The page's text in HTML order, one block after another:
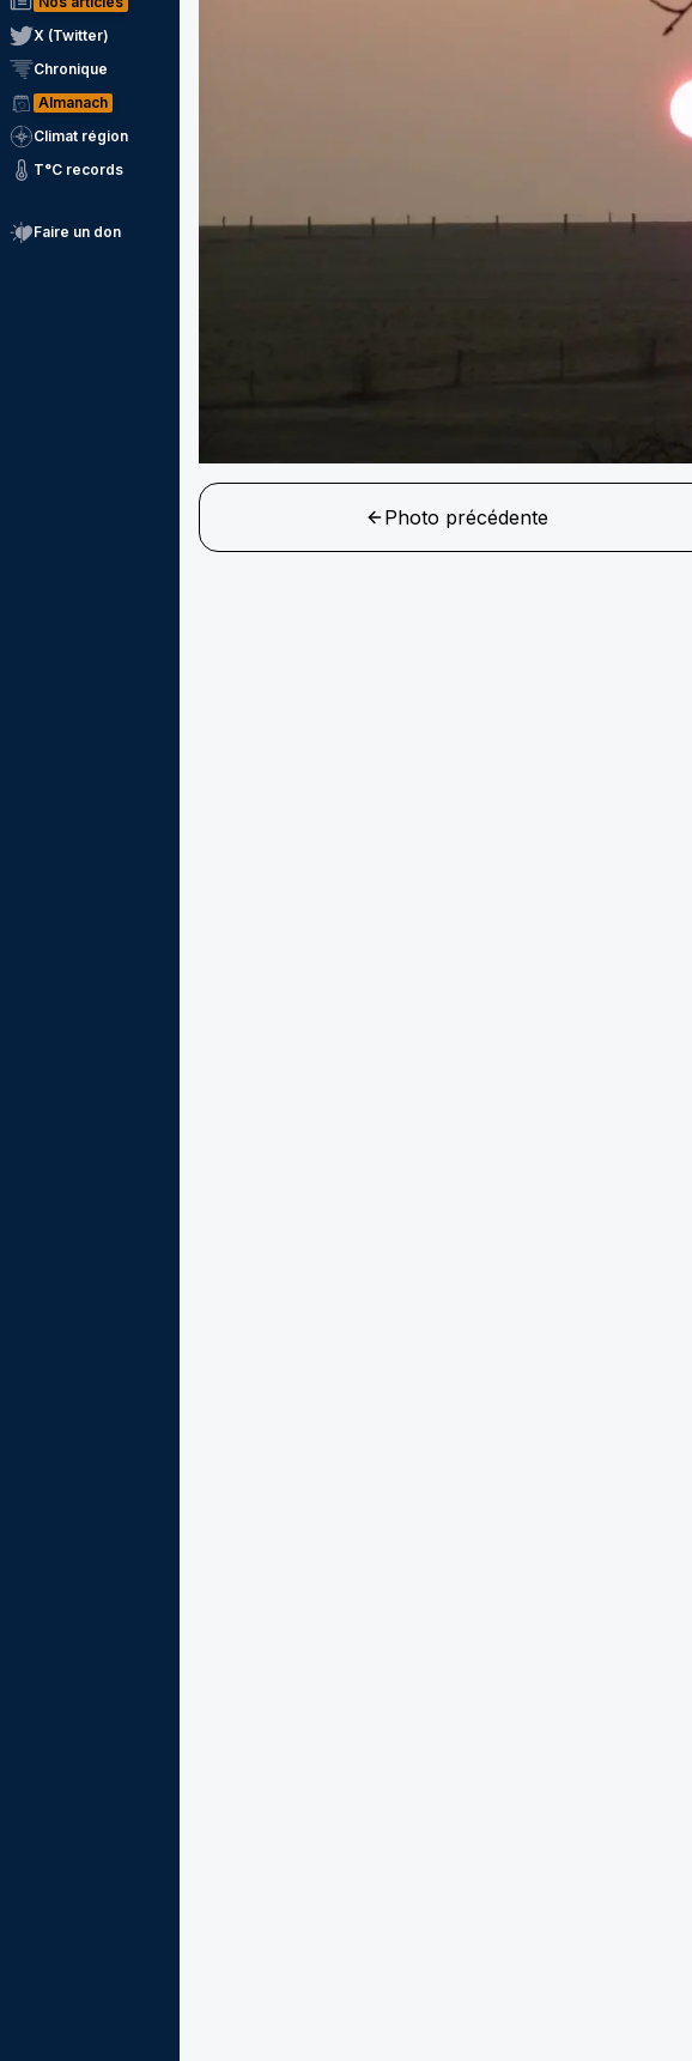
X (Twitter)
Chronique
Almanach
Climat région
T°C records
Faire un don
Photo précédente